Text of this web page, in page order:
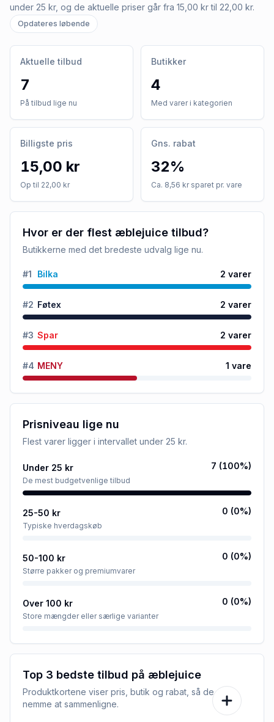
under 25 kr, og de aktuelle priser går fra 15,00 kr til 22,00 kr.
Opdateres løbende
Aktuelle tilbud
7
På tilbud lige nu
Butikker
4
Med varer i kategorien
Billigste pris
15,00 kr
Op til 22,00 kr
Gns. rabat
32%
Ca. 8,56 kr sparet pr. vare
Hvor er der flest æblejuice tilbud?
Butikkerne med det bredeste udvalg lige nu.
#1 Bilka 2 varer
#2 Føtex 2 varer
#3 Spar 2 varer
#4 MENY 1 vare
Prisniveau lige nu
Flest varer ligger i intervallet under 25 kr.
Under 25 kr
De mest budgetvenlige tilbud
7 (100%)
25-50 kr
Typiske hverdagskøb
0 (0%)
50-100 kr
Større pakker og premiumvarer
0 (0%)
Over 100 kr
Store mængder eller særlige varianter
0 (0%)
Top 3 bedste tilbud på æblejuice
Produktkortene viser pris, butik og rabat, så de er
nemme at sammenligne.